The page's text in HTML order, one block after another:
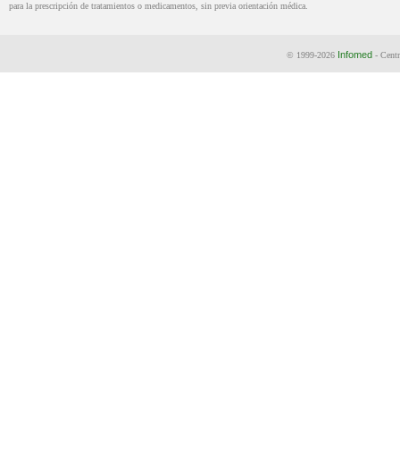
para la prescripción de tratamientos o medicamentos, sin previa orientación médica.
© 1999-2026 Infomed -